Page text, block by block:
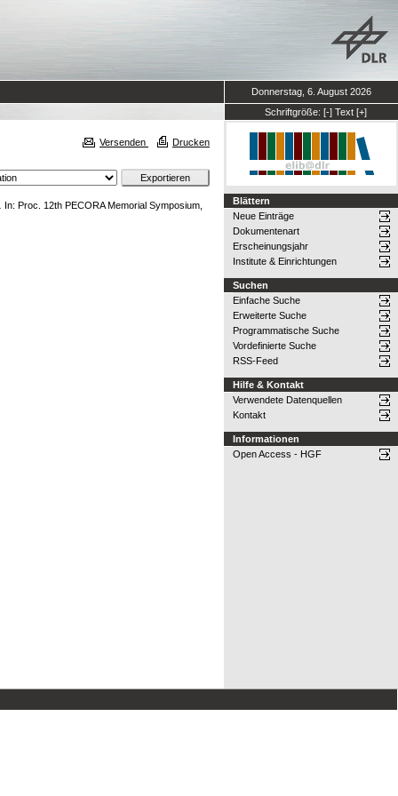
Donnerstag, 6. August 2026
Schriftgröße: [-] Text [+]
Versenden Drucken
In: Proc. 12th PECORA Memorial Symposium,
Blättern
Neue Einträge
Dokumentenart
Erscheinungsjahr
Institute & Einrichtungen
Suchen
Einfache Suche
Erweiterte Suche
Programmatische Suche
Vordefinierte Suche
RSS-Feed
Hilfe & Kontakt
Verwendete Datenquellen
Kontakt
Informationen
Open Access - HGF